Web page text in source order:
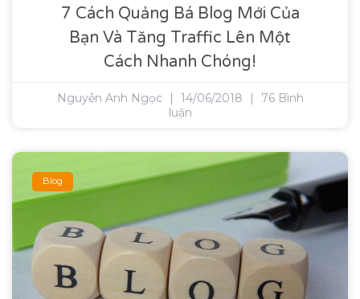
7 Cách Quảng Bá Blog Mới Của
Bạn Và Tăng Traffic Lên Một
Cách Nhanh Chóng!
Nguyễn Anh Ngọc 14/06/2018
76 Bình
luận
Blog